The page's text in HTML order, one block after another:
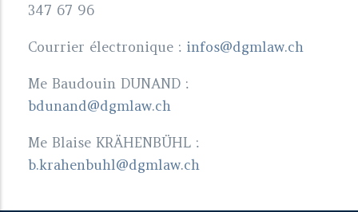
347 67 96
Courrier électronique : infos@dgmlaw.ch
Me Baudouin DUNAND :
bdunand@dgmlaw.ch
Me Blaise KRÄHENBÜHL :
b.krahenbuhl@dgmlaw.ch